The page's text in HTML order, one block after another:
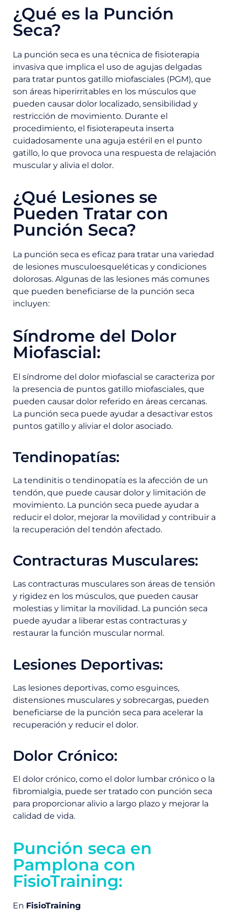
¿Qué es la Punción
Seca?
La punción seca es una técnica de fisioterapia
invasiva que implica el uso de agujas delgadas
para tratar puntos gatillo miofasciales (PGM), que
son áreas hiperirritables en los músculos que
pueden causar dolor localizado, sensibilidad y
restricción de movimiento. Durante el
procedimiento, el fisioterapeuta inserta
cuidadosamente una aguja estéril en el punto
gatillo, lo que provoca una respuesta de relajación
muscular y alivia el dolor.
¿Qué Lesiones se
Pueden Tratar con
Punción Seca?
La punción seca es eficaz para tratar una variedad
de lesiones musculoesqueléticas y condiciones
dolorosas. Algunas de las lesiones más comunes
que pueden beneficiarse de la punción seca
incluyen:
Síndrome del Dolor
Miofascial:
El síndrome del dolor miofascial se caracteriza por
la presencia de puntos gatillo miofasciales, que
pueden causar dolor referido en áreas cercanas.
La punción seca puede ayudar a desactivar estos
puntos gatillo y aliviar el dolor asociado.
Tendinopatías:
La tendinitis o tendinopatía es la afección de un
tendón, que puede causar dolor y limitación de
movimiento. La punción seca puede ayudar a
reducir el dolor, mejorar la movilidad y contribuir a
la recuperación del tendón afectado.
Contracturas Musculares:
Las contracturas musculares son áreas de tensión
y rigidez en los músculos, que pueden causar
molestias y limitar la movilidad. La punción seca
puede ayudar a liberar estas contracturas y
restaurar la función muscular normal.
Lesiones Deportivas:
Las lesiones deportivas, como esguinces,
distensiones musculares y sobrecargas, pueden
beneficiarse de la punción seca para acelerar la
recuperación y reducir el dolor.
Dolor Crónico:
El dolor crónico, como el dolor lumbar crónico o la
fibromialgia, puede ser tratado con punción seca
para proporcionar alivio a largo plazo y mejorar la
calidad de vida.
Punción seca en
Pamplona con
FisioTraining:
En FisioTraining